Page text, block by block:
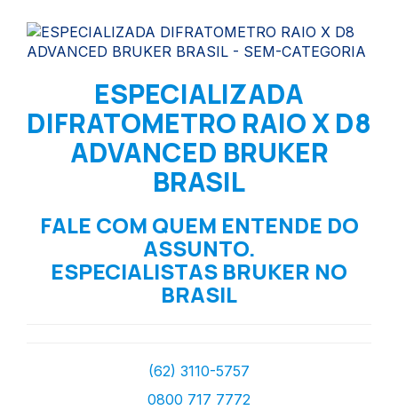
ESPECIALIZADA
DIFRATOMETRO RAIO X D8
ADVANCED BRUKER
BRASIL
FALE COM QUEM ENTENDE DO
ASSUNTO.
ESPECIALISTAS BRUKER NO
BRASIL
(62) 3110-5757
0800 717 7772